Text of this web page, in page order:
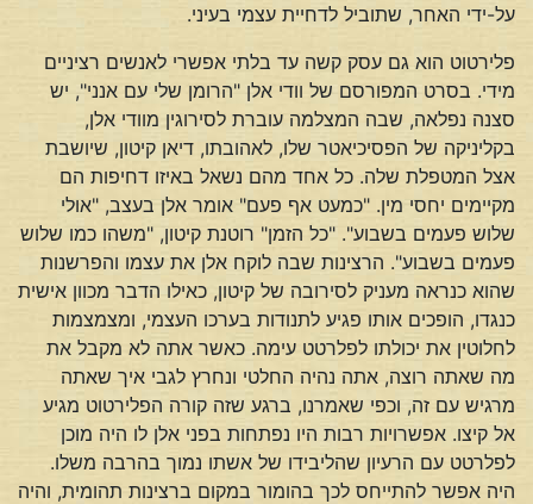
על-ידי האחר, שתוביל לדחיית עצמי בעיני.
פלירטוט הוא גם עסק קשה עד בלתי אפשרי לאנשים רציניים
מידי. בסרט המפורסם של וודי אלן "הרומן שלי עם אנני", יש
סצנה נפלאה, שבה המצלמה עוברת לסירוגין מוודי אלן,
בקליניקה של הפסיכיאטר שלו, לאהובתו, דיאן קיטון, שיושבת
אצל המטפלת שלה. כל אחד מהם נשאל באיזו דחיפות הם
מקיימים יחסי מין. "כמעט אף פעם" אומר אלן בעצב, "אולי
שלוש פעמים בשבוע". "כל הזמן" רוטנת קיטון, "משהו כמו שלוש
פעמים בשבוע". הרצינות שבה לוקח אלן את עצמו והפרשנות
שהוא כנראה מעניק לסירובה של קיטון, כאילו הדבר מכוון אישית
כנגדו, הופכים אותו פגיע לתנודות בערכו העצמי, ומצמצמות
לחלוטין את יכולתו לפלרטט עימה. כאשר אתה לא מקבל את
מה שאתה רוצה, אתה נהיה החלטי ונחרץ לגבי איך שאתה
מרגיש עם זה, וכפי שאמרנו, ברגע שזה קורה הפלירטוט מגיע
אל קיצו. אפשרויות רבות היו נפתחות בפני אלן לו היה מוכן
לפלרטט עם הרעיון שהליבידו של אשתו נמוך בהרבה משלו.
היה אפשר להתייחס לכך בהומור במקום ברצינות תהומית, והיה